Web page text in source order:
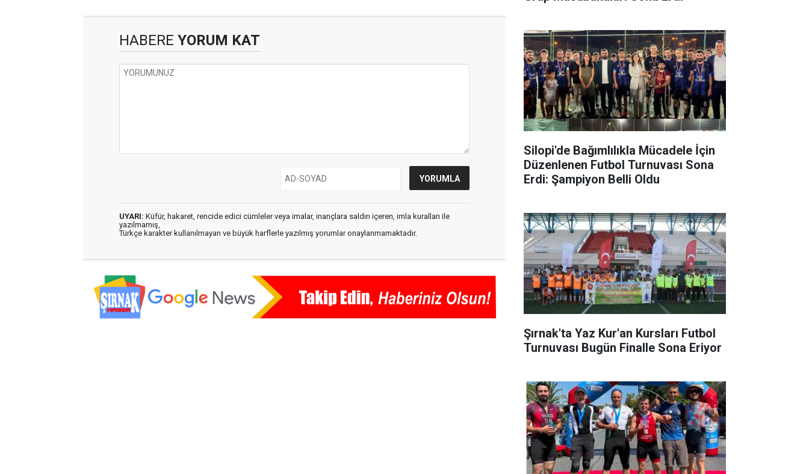
HABERE YORUM KAT
UYARI: Küfür, hakaret, rencide edici cümleler veya imalar, inançlara saldırı içeren, imla kuralları ile
yazılmamış,
Türkçe karakter kullanılmayan ve büyük harflerle yazılmış yorumlar onaylanmamaktadır.
Silopi'de Bağımlılıkla Mücadele İçin
Düzenlenen Futbol Turnuvası Sona
Erdi: Şampiyon Belli Oldu
Şırnak'ta Yaz Kur'an Kursları Futbol
Turnuvası Bugün Finalle Sona Eriyor